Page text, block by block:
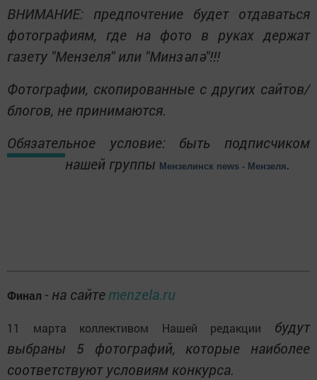
ВНИМАНИЕ: предпочтение будет отдаваться
фотографиям, где на фото в руках держат
газету "Мензеля" или "Минзәлә"!!!
Фотографии, скопированные с других сайтов/
блогов, не принимаются.
Обязательное условие: быть подписчиком
нашей группы Мензелинск news - Мензеля.
Финал - на сайтеmenzela.ru
11 марта коллективом Нашей редакции будут
выбраны 5 фотографий, которые наиболее
соответствуют условиям конкурса.